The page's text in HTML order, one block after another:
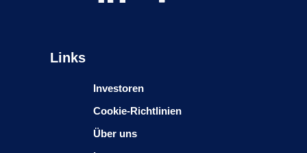
Links
Investoren
Cookie-Richtlinien
Über uns